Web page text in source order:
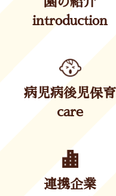
introduction
病児病後児保育
care
連携企業